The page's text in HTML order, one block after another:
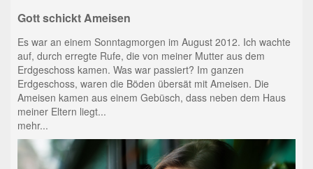
Gott schickt Ameisen
Es war an einem Sonntagmorgen im August 2012. Ich wachte
auf, durch erregte Rufe, die von meiner Mutter aus dem
Erdgeschoss kamen. Was war passiert? Im ganzen
Erdgeschoss, waren die Böden übersät mit Ameisen. Die
Ameisen kamen aus einem Gebüsch, dass neben dem Haus
meiner Eltern liegt...
mehr...